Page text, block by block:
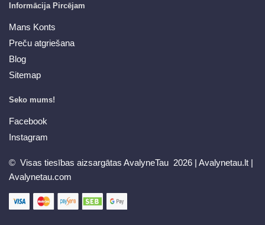
Informācija Pircējam
Mans Konts
Preču atgriešana
Blog
Sitemap
Seko mums!
Facebook
Instagram
© Visas tiesības aizsargātas AvalyneTau 2026 | Avalynetau.lt |
Avalynetau.com